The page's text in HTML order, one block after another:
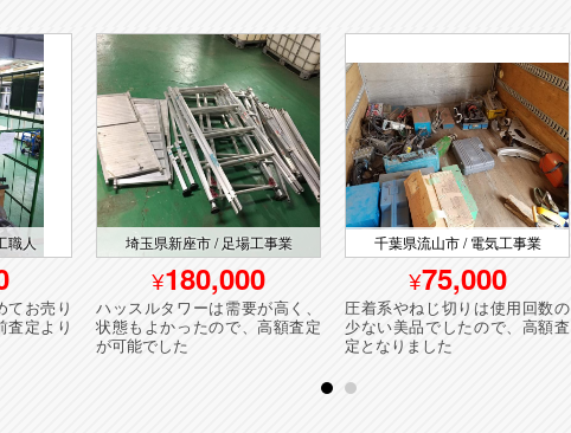
職人
てお売り
査定より
埼玉県新座市 / 足場工事業
180,000
ハッスルタワーは需要が高く、
状態もよかったので、高額査定
が可能でした
千葉県流山市 / 電気工事業
75,000
圧着系やねじ切りは使用回数の
少ない美品でしたので、高額査
定となりました